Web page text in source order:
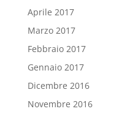
Aprile 2017
Marzo 2017
Febbraio 2017
Gennaio 2017
Dicembre 2016
Novembre 2016